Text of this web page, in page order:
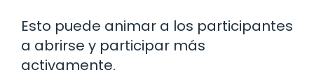
Esto puede animar a los participantes
a abrirse y participar más
activamente.